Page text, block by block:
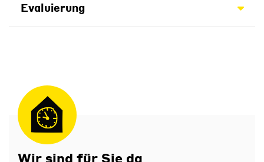
Evaluierung
Wir sind für Sie da